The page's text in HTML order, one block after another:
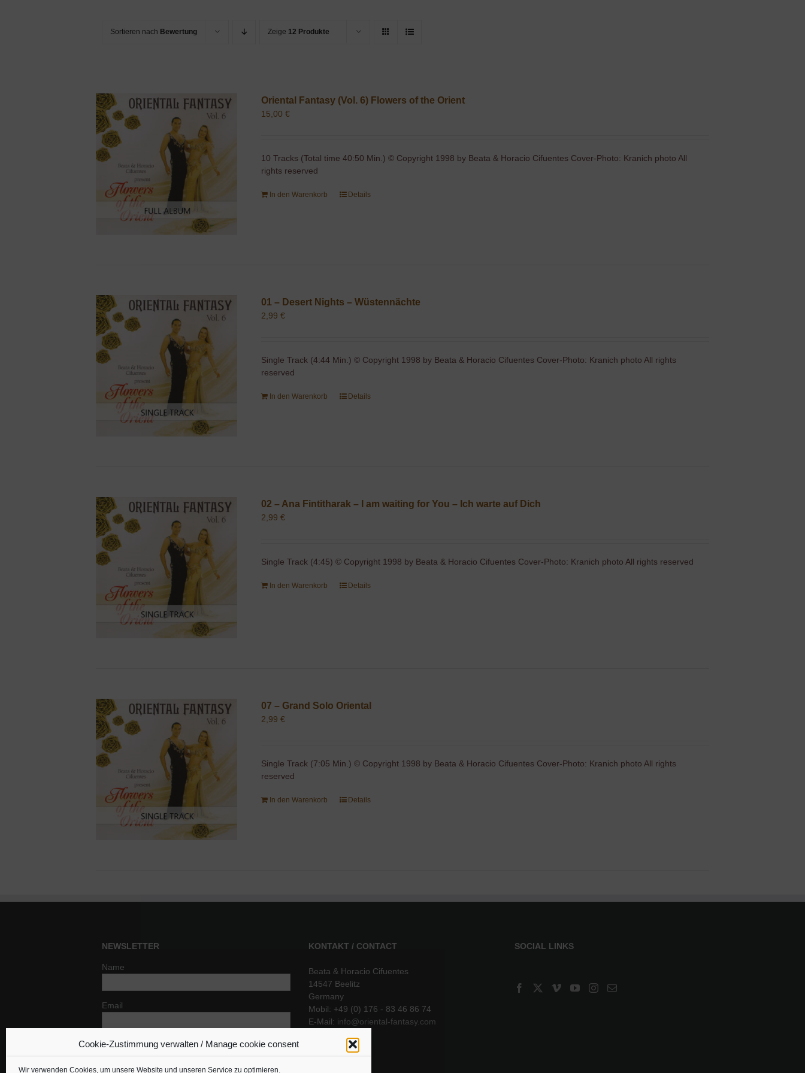
Cookie-Zustimmung verwalten / Manage cookie consent
Wir verwenden Cookies, um unsere Website und unseren Service zu optimieren.
Sortieren nach Bewertung Zeige 12 Produkte
Oriental Fantasy (Vol. 6) Flowers of the Orient
15,00€
10 Tracks (Total time 40:50 Min.) © Copyright 1998 by Beata & Horacio Cifuentes Cover-Photo: Kranich photo All
rights reserved
In den Warenkorb Details
01 – Desert Nights – Wüstennächte
2,99€
Single Track (4:44 Min.) © Copyright 1998 by Beata & Horacio Cifuentes Cover-Photo: Kranich photo All rights
reserved
In den Warenkorb Details
02 – Ana Fintitharak – I am waiting for You – Ich warte auf Dich
2,99€
Single Track (4:45) © Copyright 1998 by Beata & Horacio Cifuentes Cover-Photo: Kranich photo All rights reserved
In den Warenkorb Details
07 – Grand Solo Oriental
2,99€
Single Track (7:05 Min.) © Copyright 1998 by Beata & Horacio Cifuentes Cover-Photo: Kranich photo All rights
reserved
In den Warenkorb Details
NEWSLETTER
Name
Email
Indem Du fortfährst, akzeptierst Du unsere
KONTAKT / CONTACT
Beata & Horacio Cifuentes
14547 Beelitz
Germany
Mobil: +49 (0) 176 - 83 46 86 74
E-Mail: info@oriental-fantasy.com
SOCIAL LINKS